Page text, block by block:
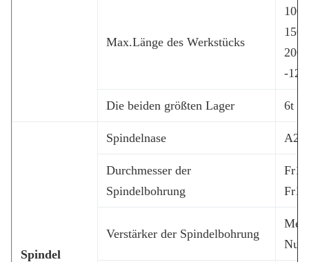
Max.Länge des Werkstücks
-
Die beiden größten Lager 6t
Spindel
Spindelnase
Durchmesser der
Spindelbohrung
Verstärker der Spindelbohrung